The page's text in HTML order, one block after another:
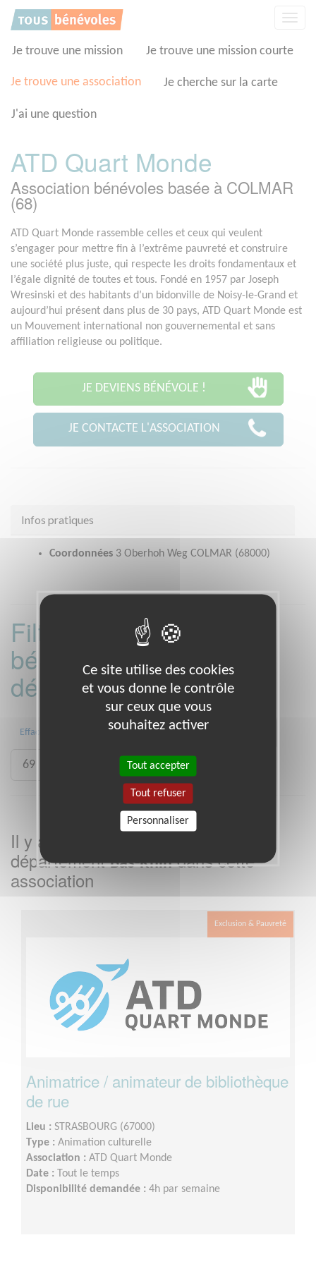
Je trouve une mission Je trouve une mission courte
Je trouve une association Je cherche sur la carte
J'ai une question
ATD Quart Monde
Association bénévoles basée à COLMAR
(68)
ATD Quart Monde rassemble celles et ceux qui veulent
s’engager pour mettre fin à l’extrême pauvreté et construire
une société plus juste, qui respecte les droits fondamentaux et
l’égale dignité de toutes et tous. Fondé en 1957 par Joseph
Wresinski et des habitants d’un bidonville de Noisy-le-Grand et
aujourd’hui présent dans plus de 30 pays, ATD Quart Monde est
un Mouvement international non gouvernemental et sans
affiliation religieuse ou politique.
JE DEVIENS BÉNÉVOLE !
JE CONTACTE L'ASSOCIATION
Infos pratiques
Coordonnées 3 Oberhoh Weg COLMAR (68000)
Filtrer les missions
bénévoles par
département :
Effacer 30 59 62
69
Il y a
départementBas-Rhindans cette
association
Exclusion & Pauvreté
Animatrice / animateur de bibliothèque
de rue
Lieu : STRASBOURG (67000)
Type : Animation culturelle
Association : ATD Quart Monde
Date :
Tout le temps
Disponibilité demandée : 4h par semaine
Panneau de gestion des cookies
Ce site utilise des cookies
et vous donne le contrôle
sur ceux que vous
souhaitez activer
Tout accepter
Tout refuser
Personnaliser